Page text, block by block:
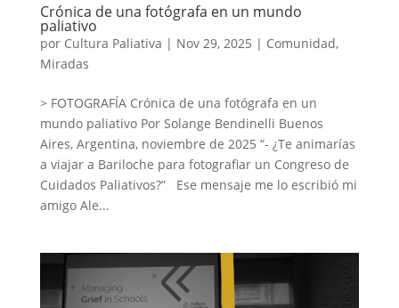
Crónica de una fotógrafa en un mundo
paliativo
por Cultura Paliativa | Nov 29, 2025 | Comunidad,
Miradas
> FOTOGRAFÍA Crónica de una fotógrafa en un
mundo paliativo Por Solange Bendinelli Buenos
Aires, Argentina, noviembre de 2025 “- ¿Te animarías
a viajar a Bariloche para fotografiar un Congreso de
Cuidados Paliativos?” Ese mensaje me lo escribió mi
amigo Ale...